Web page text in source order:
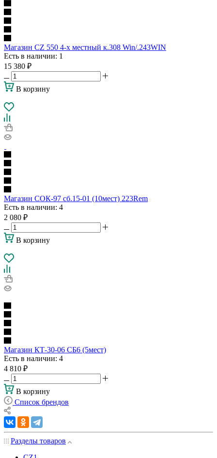
Магазин CZ 550 4-х местный к.308 Win/.243WIN
Есть в наличии: 1
15 380 ₽
В корзину
Магазин СОК-97 сб.15-01 (10мест) 223Rem
Есть в наличии: 4
2 080 ₽
В корзину
Магазин КТ-30-06 СБ6 (5мест)
Есть в наличии: 4
4 810 ₽
В корзину
Список брендов
Разделы товаров